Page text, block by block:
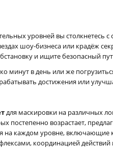
уровней вы
шоу-бизнеса или крадёж
и ищите безопасный
минут в день или же
достижения или
для маскировки на различных
постепенно возрастает,
на каждом уровне, включающие
координацией